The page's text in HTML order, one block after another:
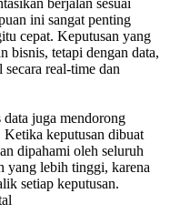
berjalan sesuai
ini sangat penting
cepat. Keputusan yang
bisnis, tetapi dengan data,
real-time dan
juga mendorong
Ketika keputusan dibuat
dipahami oleh seluruh
yang lebih tinggi, karena
setiap keputusan.